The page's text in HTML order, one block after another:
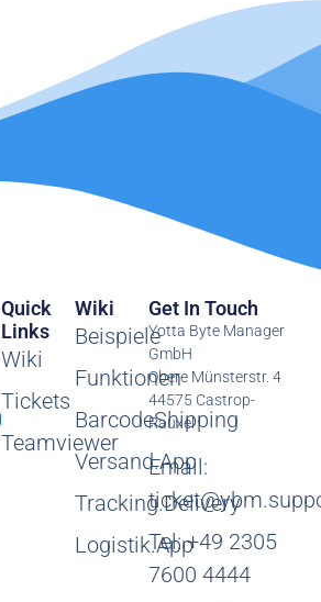
Wiki
Beispiele
Funktionen
BarcodeShipping
Versand.App
Tracking.Delivery
Logistik.App
Quick
Links
Wiki
Tickets
Teamviewer
Get In Touch
Yotta Byte Manager
GmbH
Obere Münsterstr. 4
44575 Castrop-
Rauxel
Email:
Tel: +49 2305
7600 4444